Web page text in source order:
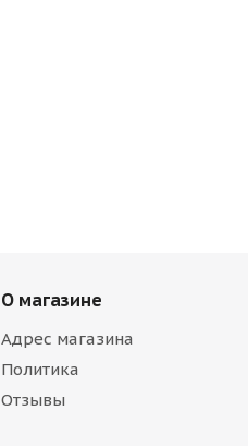
О магазине
Адрес магазина
Политика
Отзывы